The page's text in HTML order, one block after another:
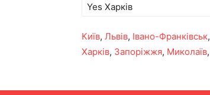
Yes Харків
Київ, Львів, Івано-Франківськ,
Харків, Запоріжжя, Миколаїв,